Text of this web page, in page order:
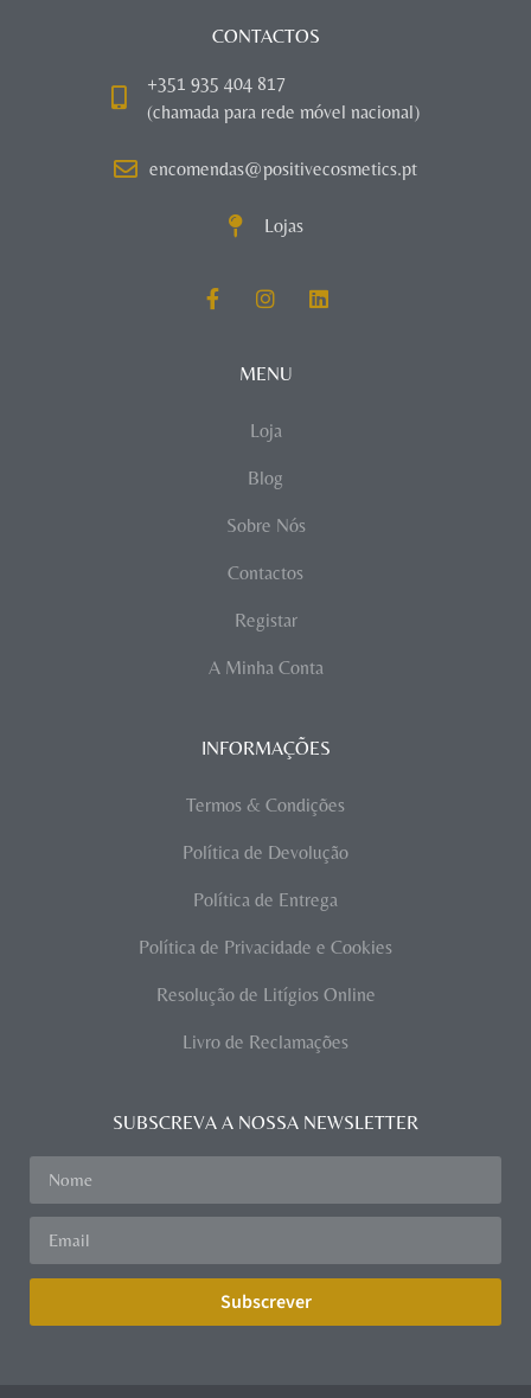
CONTACTOS
+351 935 404 817
(chamada para rede móvel nacional)
encomendas@positivecosmetics.pt
Lojas
MENU
Loja
Blog
Sobre Nós
Contactos
Registar
A Minha Conta
INFORMAÇÕES
Termos & Condições
Política de Devolução
Política de Entrega
Política de Privacidade e Cookies
Resolução de Litígios Online
Livro de Reclamações
SUBSCREVA A NOSSA NEWSLETTER
Subscrever